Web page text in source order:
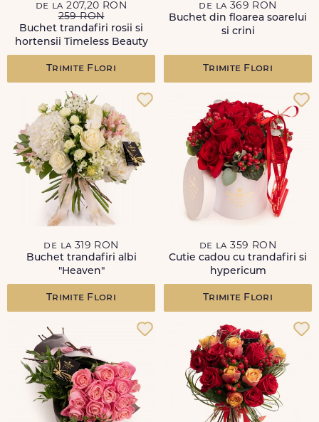
de la 207,20 RON
259 RON
Buchet trandafiri rosii si
hortensii Timeless Beauty
Trimite Flori
de la 369 RON
Buchet din floarea soarelui
si crini
Trimite Flori
de la 319 RON
Buchet trandafiri albi
"Heaven"
Trimite Flori
de la 359 RON
Cutie cadou cu trandafiri si
hypericum
Trimite Flori